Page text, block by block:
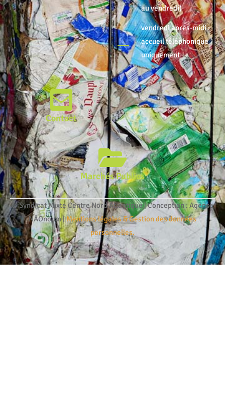
au vendredi)
vendredi après-midi :
accueil téléphonique
uniquement
Contact
Marchés Publics
© Syndicat Mixte Centre Nord Atlantique | Conception : Agence
NÂOnoum |Mentions légales & Gestion des données
personnelles.